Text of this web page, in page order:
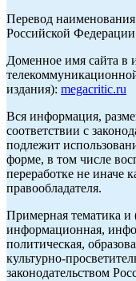
Перевод
Российской
Доменное имя сайта в
издания): megacritic.ru
Вся информация,
соответствии с
подлежит
форме, в том числе
переработке не иначе
правообладателя.
Примерная тематика и
информационная,
политическая,
культурно-
законодательством